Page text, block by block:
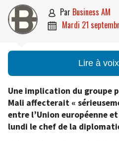
 par Business AM
 mardi 21
Lire à
Une implication du groupe
Mali affecterait «
entre l’Union européenne
lundi le chef de la